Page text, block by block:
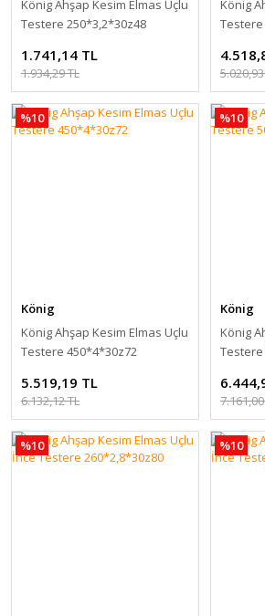
König Ahşap Kesim Elmas Uçlu
Testere 250*3,2*30z48
1.741,14 TL
1.934,29 TL
König
%10
König
König Ahşap Kesim Elmas Uçlu
Testere 450*4*30z72
5.519,19 TL
6.132,12 TL
%10
König
König
%10 %10